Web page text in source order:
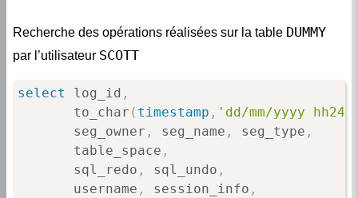
Recherche des opérations réalisées sur la table DUMMY
par l’utilisateur SCOTT
select log_id ,
       to_char
( timestamp , 'dd/mm/yyyy
       seg_owner
, seg_name , seg_type ,
       table_space
,
       sql_redo
, sql_undo ,
       username
, session_info ,